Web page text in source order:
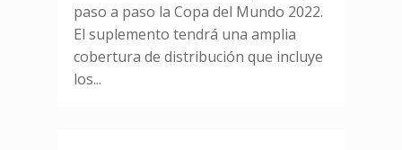
paso a paso la Copa del Mundo 2022.
El suplemento tendrá una amplia
cobertura de distribución que incluye
los...